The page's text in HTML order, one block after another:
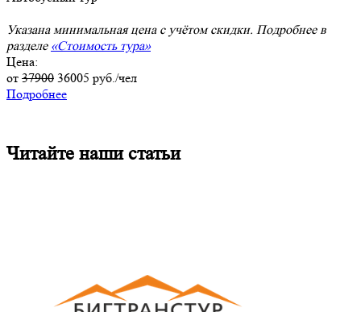
Указана минимальная цена с учётом скидки. Подробнее в
разделе «Стоимость тура»
Цена:
от 37900 36005 руб./чел
Подробнее
Читайте наши статьи